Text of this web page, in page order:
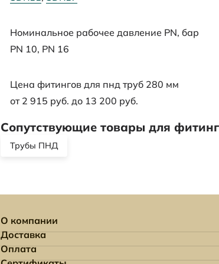
Номинальное рабочее давление PN, бар
PN 10, PN 16
Цена фитингов для пнд труб 280 мм
от 2 915 руб. до 13 200 руб.
Сопутствующие товары для
Трубы ПНД
О компании
Доставка
Оплата